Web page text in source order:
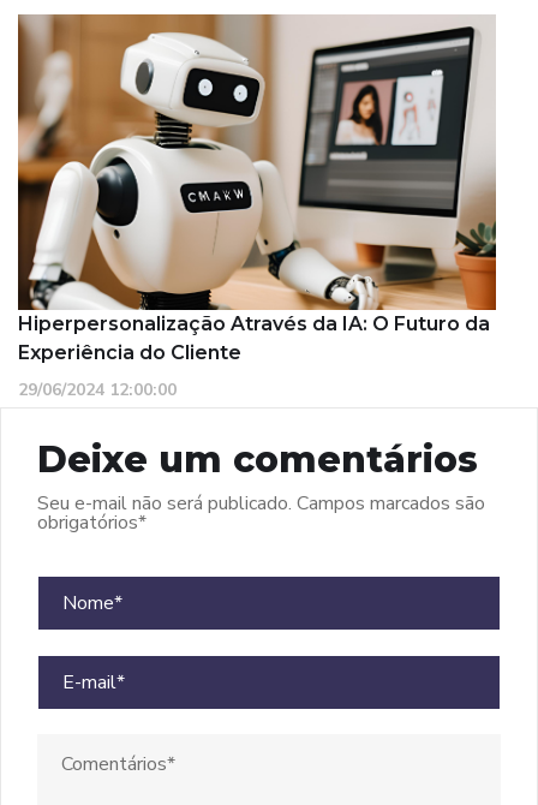
Hiperpersonalização Através da IA: O Futuro da
Experiência do Cliente
29/06/2024 12:00:00
Deixe um comentários
Seu e-mail não será publicado. Campos marcados são
obrigatórios*